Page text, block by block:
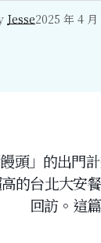
Jesse2025 年 4 月
頭」的出門
高的台北大
回訪。這